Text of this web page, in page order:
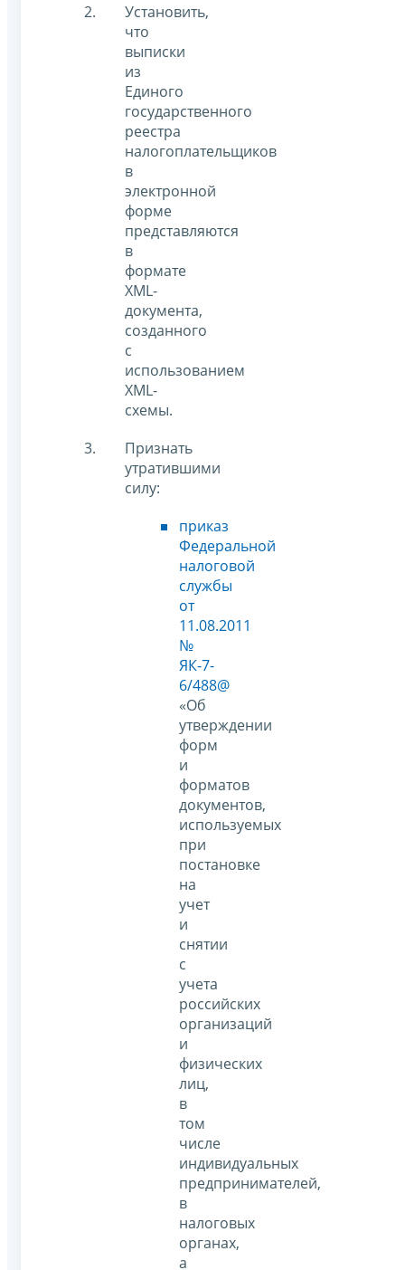
Установить,
что
выписки
из
Единого
государственного
реестра
налогоплательщиков
в
электронной
форме
представляются
в
формате
XML-
документа,
созданного
с
использованием
XML-
схемы.
Признать
утратившими
силу:
приказ
Федеральной
налоговой
службы
от
11.08.2011
№
ЯК-7-
6/488@
«Об
утверждении
форм
и
форматов
документов,
используемых
при
постановке
на
учет
и
снятии
с
учета
российских
организаций
и
физических
лиц,
в
том
числе
индивидуальных
предпринимателей,
в
налоговых
органах,
а